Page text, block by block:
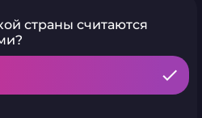
страны считаются